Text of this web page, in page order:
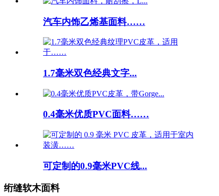
汽车内饰乙烯基面料……
1.7毫米双色经典文字...
0.4毫米优质PVC面料……
可定制的0.9毫米PVC线...
绗缝软木面料